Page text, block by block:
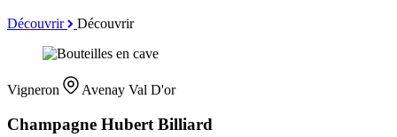
Découvrir Découvrir
Vigneron Avenay Val D'or
Champagne Hubert Billiard